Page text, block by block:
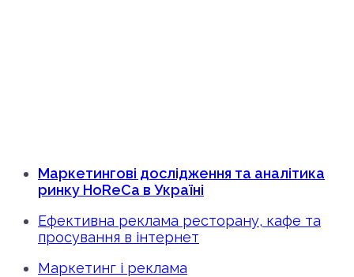
Маркетингові дослідження та аналітика
ринку HoReCa в Україні
Ефективна реклама ресторану, кафе та
просування в інтернет
Маркетинг і реклама